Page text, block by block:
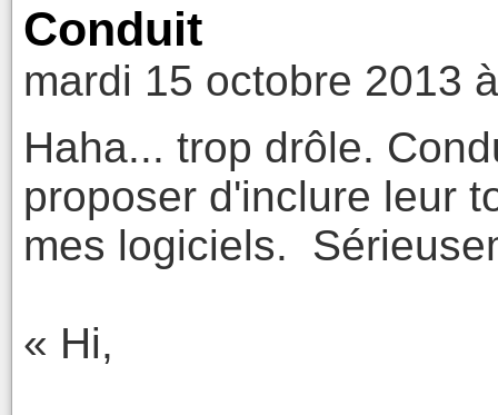
Conduit
mardi 15 octobre 2013
Haha... trop drôle.
proposer d'inclure leur
mes logiciels.
« Hi,